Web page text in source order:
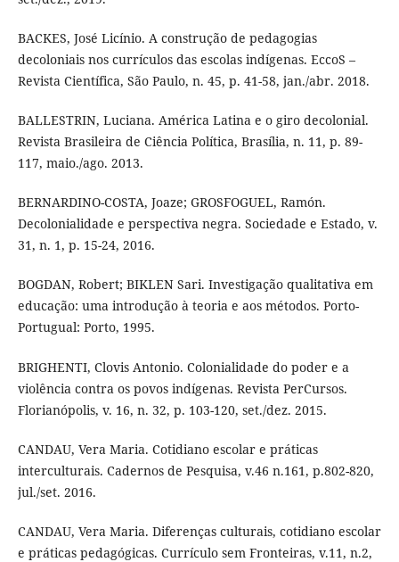
BACKES, José Licínio. A construção de pedagogias
decoloniais nos currículos das escolas indígenas. EccoS –
Revista Científica, São Paulo, n. 45, p. 41-58, jan./abr. 2018.
BALLESTRIN, Luciana. América Latina e o giro decolonial.
Revista Brasileira de Ciência Política, Brasília, n. 11, p. 89-
117, maio./ago. 2013.
BERNARDINO-COSTA, Joaze; GROSFOGUEL, Ramón.
Decolonialidade e perspectiva negra. Sociedade e Estado, v.
31, n. 1, p. 15-24, 2016.
BOGDAN, Robert; BIKLEN Sari. Investigação qualitativa em
educação: uma introdução à teoria e aos métodos. Porto-
Portugual: Porto, 1995.
BRIGHENTI, Clovis Antonio. Colonialidade do poder e a
violência contra os povos indígenas. Revista PerCursos.
Florianópolis, v. 16, n. 32, p. 103-120, set./dez. 2015.
CANDAU, Vera Maria. Cotidiano escolar e práticas
interculturais. Cadernos de Pesquisa, v.46 n.161, p.802-820,
jul./set. 2016.
CANDAU, Vera Maria. Diferenças culturais, cotidiano escolar
e práticas pedagógicas. Currículo sem Fronteiras, v.11, n.2,